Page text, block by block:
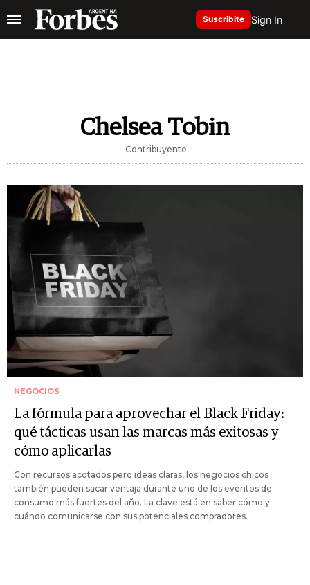
Suscribite Sign In
Chelsea Tobin
Contribuyente
NEGOCIOS
La fórmula para aprovechar el Black Friday:
qué tácticas usan las marcas más exitosas y
cómo aplicarlas
Con recursos acotados pero ideas claras, los negocios chicos
también pueden sacar ventaja durante uno de los eventos de
consumo más fuertes del año. La clave está en saber cómo y
cuándo comunicarse con sus potenciales compradores.